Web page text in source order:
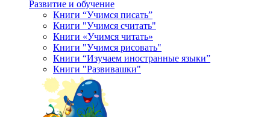
Развитие и обучение
Книги “Учимся писать”
Книги "Учимся считать"
Книги «Учимся читать»
Книги "Учимся рисовать"
Книги “Изучаем иностранные языки”
Книги "Развивашки"